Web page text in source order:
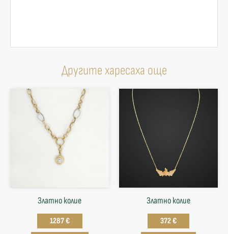
Другите харесаха още
Златно колие
1287 €
Златнo колие
372 €